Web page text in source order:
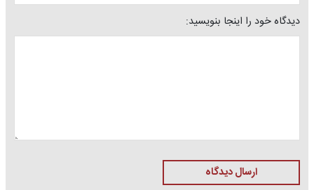
دیدگاه خود را اینجا بنویسید:
ارسال دیدگاه